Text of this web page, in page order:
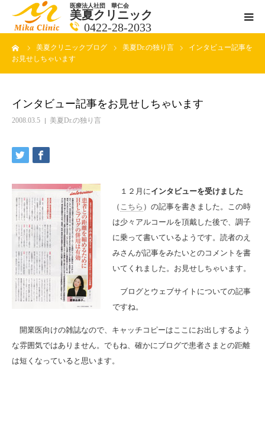
医療法人社団 華仁会
美夏クリニック
0422-28-2033
美夏クリニックブログ 美夏Dr.の独り言
インタビュー記事を
お見せしちゃいます
インタビュー記事をお見せしちゃいます
2008.03.5 美夏Dr.の独り言
１２月にインタビューを受けました
（ こちら ）の記事を書きました。この時
は少々アルコールを頂戴した後で、調子
に乗って書いているようです。読者のえ
みさんが記事をみたいとのコメントを書
いてくれました。お見せしちゃいます。
ブログとウェブサイトについての記事
ですね。
開業医向けの雑誌なので、キャッチコピーはここにお出しするよう
な雰囲気ではありません。でもね、確かにブログで患者さまとの距離
は短くなっていると思います。
医師紹介
クリニックの紹介
アクセス
メールで相談
ブログ一覧ページ
料金一覧 new